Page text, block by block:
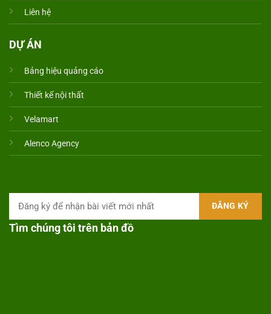
Liên hệ
DỰ ÁN
Bảng hiệu quảng cáo
Thiết kế nội thất
Velamart
Alenco Agency
Tìm chúng tôi trên bản đồ